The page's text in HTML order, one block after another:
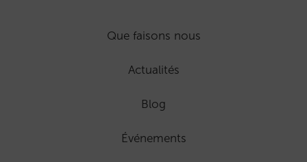
Que faisons nous
Actualités
Blog
Événements